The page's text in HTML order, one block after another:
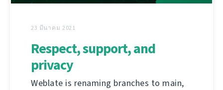
23 มีนาคม 2021
Respect, support, and
privacy
Weblate is renaming branches to main,